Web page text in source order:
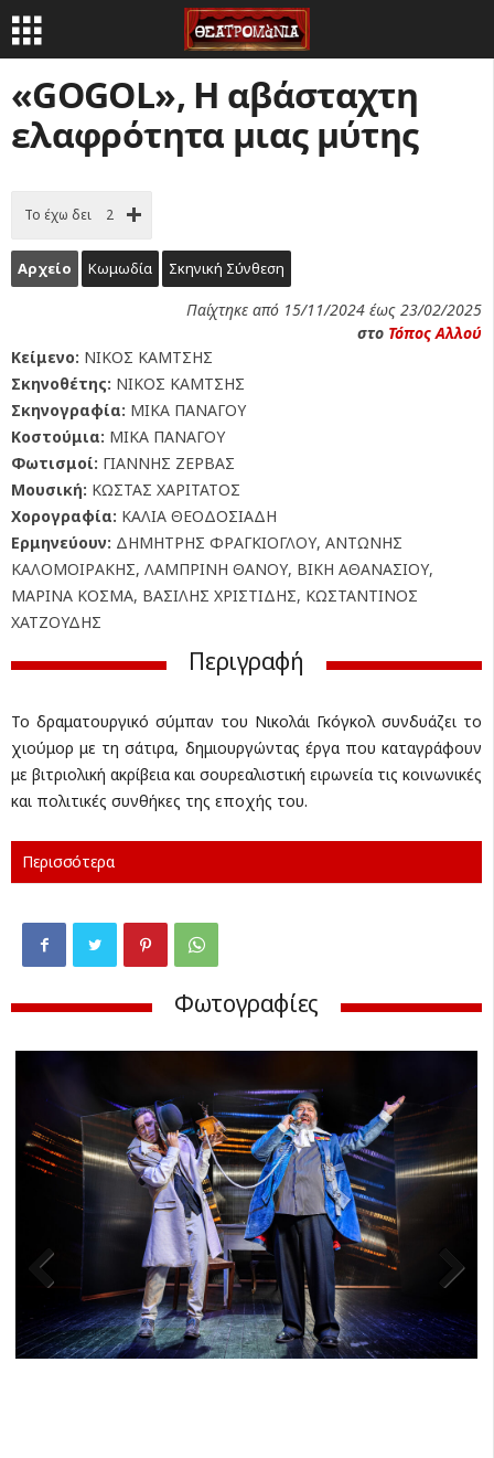
«GOGOL», Η αβάσταχτη
ελαφρότητα μιας μύτης
Το έχω δει 2
Αρχείο Κωμωδία Σκηνική Σύνθεση
Παίχτηκε από 15/11/2024 έως 23/02/2025
στο Τόπος Αλλού
Κείμενο: ΝΙΚΟΣ ΚΑΜΤΣΗΣ
Σκηνοθέτης: ΝΙΚΟΣ ΚΑΜΤΣΗΣ
Σκηνογραφία: ΜΙΚΑ ΠΑΝΑΓΟΥ
Κοστούμια: ΜΙΚΑ ΠΑΝΑΓΟΥ
Φωτισμοί: ΓΙΑΝΝΗΣ ΖΕΡΒΑΣ
Μουσική: ΚΩΣΤΑΣ ΧΑΡΙΤΑΤΟΣ
Χορογραφία: KΑΛΙΑ ΘΕΟΔΟΣΙΑΔΗ
Ερμηνεύουν: ΔΗΜΗΤΡΗΣ ΦΡΑΓΚΙΟΓΛΟΥ, ΑΝΤΩΝΗΣ
ΚΑΛΟΜΟΙΡΑΚΗΣ, ΛΑΜΠΡΙΝΗ ΘΑΝΟΥ, ΒΙΚΗ ΑΘΑΝΑΣΙΟΥ,
ΜΑΡΙΝΑ ΚΟΣΜΑ, ΒΑΣΙΛΗΣ ΧΡΙΣΤΙΔΗΣ, ΚΩΣΤΑΝΤΙΝΟΣ
ΧΑΤΖΟΥΔΗΣ
Περιγραφή
Το δραματουργικό σύμπαν του Νικολάι Γκόγκολ συνδυάζει το
χιούμορ με τη σάτιρα, δημιουργώντας έργα που καταγράφουν
με βιτριολική ακρίβεια και σουρεαλιστική ειρωνεία τις κοινωνικές
και πολιτικές συνθήκες της εποχής του.
Περισσότερα
Φωτογραφίες
Previ
ous